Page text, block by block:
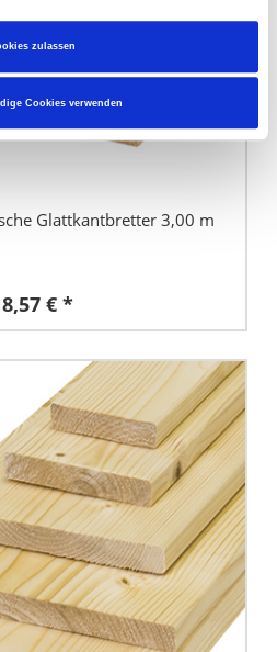
zulassen
Cookies verwenden
Glattkantbretter 3,00 m
€ *